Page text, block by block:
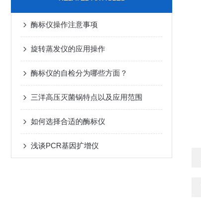
酶标仪操作注意事项
旋转蒸发仪的应用操作
酶标仪的自检分为哪些方面？
三洋高压灭菌锅特点以及应用范围
如何选择合适的酶标仪
浅谈PCR基因扩增仪